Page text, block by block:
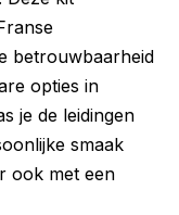
betrouwbaarheid
opties in
je de leidingen
smaak
ook met een